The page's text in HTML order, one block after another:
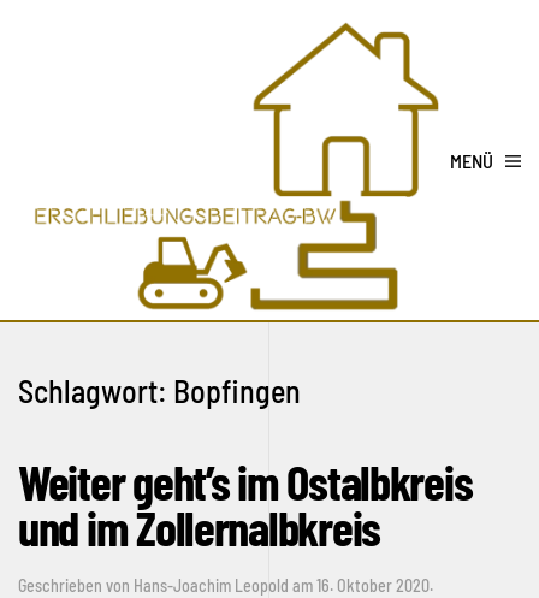
MENÜ
Schlagwort: Bopfingen
Weiter geht’s im Ostalbkreis
und im Zollernalbkreis
Geschrieben von Hans-Joachim Leopold am16. Oktober 2020.